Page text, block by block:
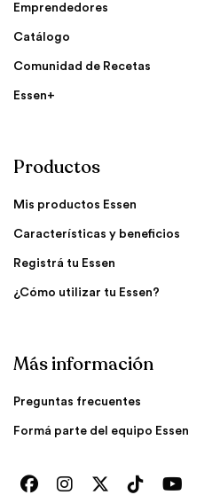
Emprendedores
Catálogo
Comunidad de Recetas
Essen+
Productos
Mis productos Essen
Características y beneficios
Registrá tu Essen
¿Cómo utilizar tu Essen?
Más información
Preguntas frecuentes
Formá parte del equipo Essen